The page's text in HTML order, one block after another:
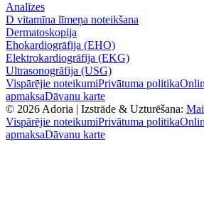
Analīzes
D vitamīna līmeņa noteikšana
Dermatoskopija
Ehokardiogrāfija (EHO)
Elektrokardiogrāfija (EKG)
Ultrasonogrāfija (USG)
Vispārējie noteikumiPrivātuma politika
apmaksaDāvanu karte
© 2026 Adoria | Izstrāde & Uzturēšana:
Vispārējie noteikumiPrivātuma politika
apmaksaDāvanu karte